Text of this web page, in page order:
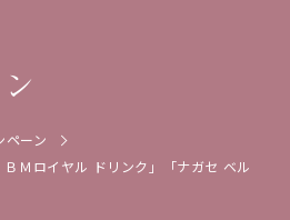
ペーン
ＢＭロイヤル ドリンク」「ナガセ ベル